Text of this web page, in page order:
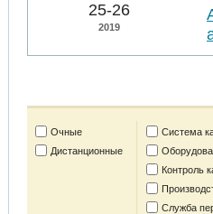
25-26
2019
Очные
Дистанционные
Система
Контроль
Служба